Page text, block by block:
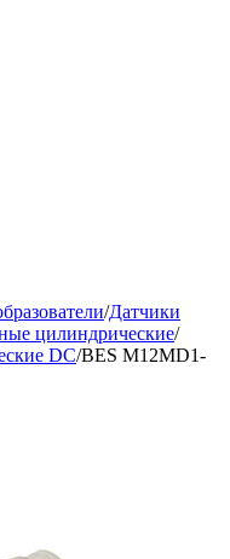
/Датчики
цилиндрические/
DC/BES M12MD1-